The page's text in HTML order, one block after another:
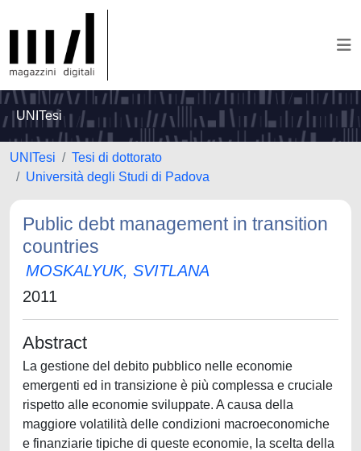
UNITesi
UNITesi
Tesi di dottorato
Università degli Studi di Padova
Public debt management in transition
countries
MOSKALYUK, SVITLANA
2011
Abstract
La gestione del debito pubblico nelle economie
emergenti ed in transizione è più complessa e cruciale
rispetto alle economie sviluppate. A causa della
maggiore volatilità delle condizioni macroeconomiche
e finanziarie tipiche di queste economie, la scelta della